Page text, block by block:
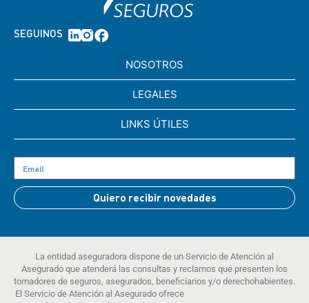
SEGUINOS
NOSOTROS
LEGALES
LINKS ÚTILES
Quiero recibir novedades
La entidad aseguradora dispone de un Servicio de Atención al
Asegurado que atenderá las consultas y reclamos que presenten los
tomadores de seguros, asegurados, beneficiarios y/o derechohabientes.
El Servicio de Atención al Asegurado ofrece